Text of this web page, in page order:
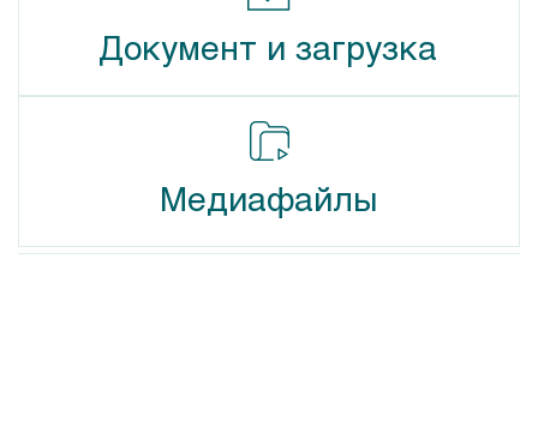
Документ и загрузка
Медиафайлы